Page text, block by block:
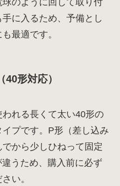
のように回して取り付
に入るため、予備とし
最適です。
形対応）
れる長くて太い40形の
プです。P形（差し込み
から少しひねって固定
うため、購入前に必ず
い。